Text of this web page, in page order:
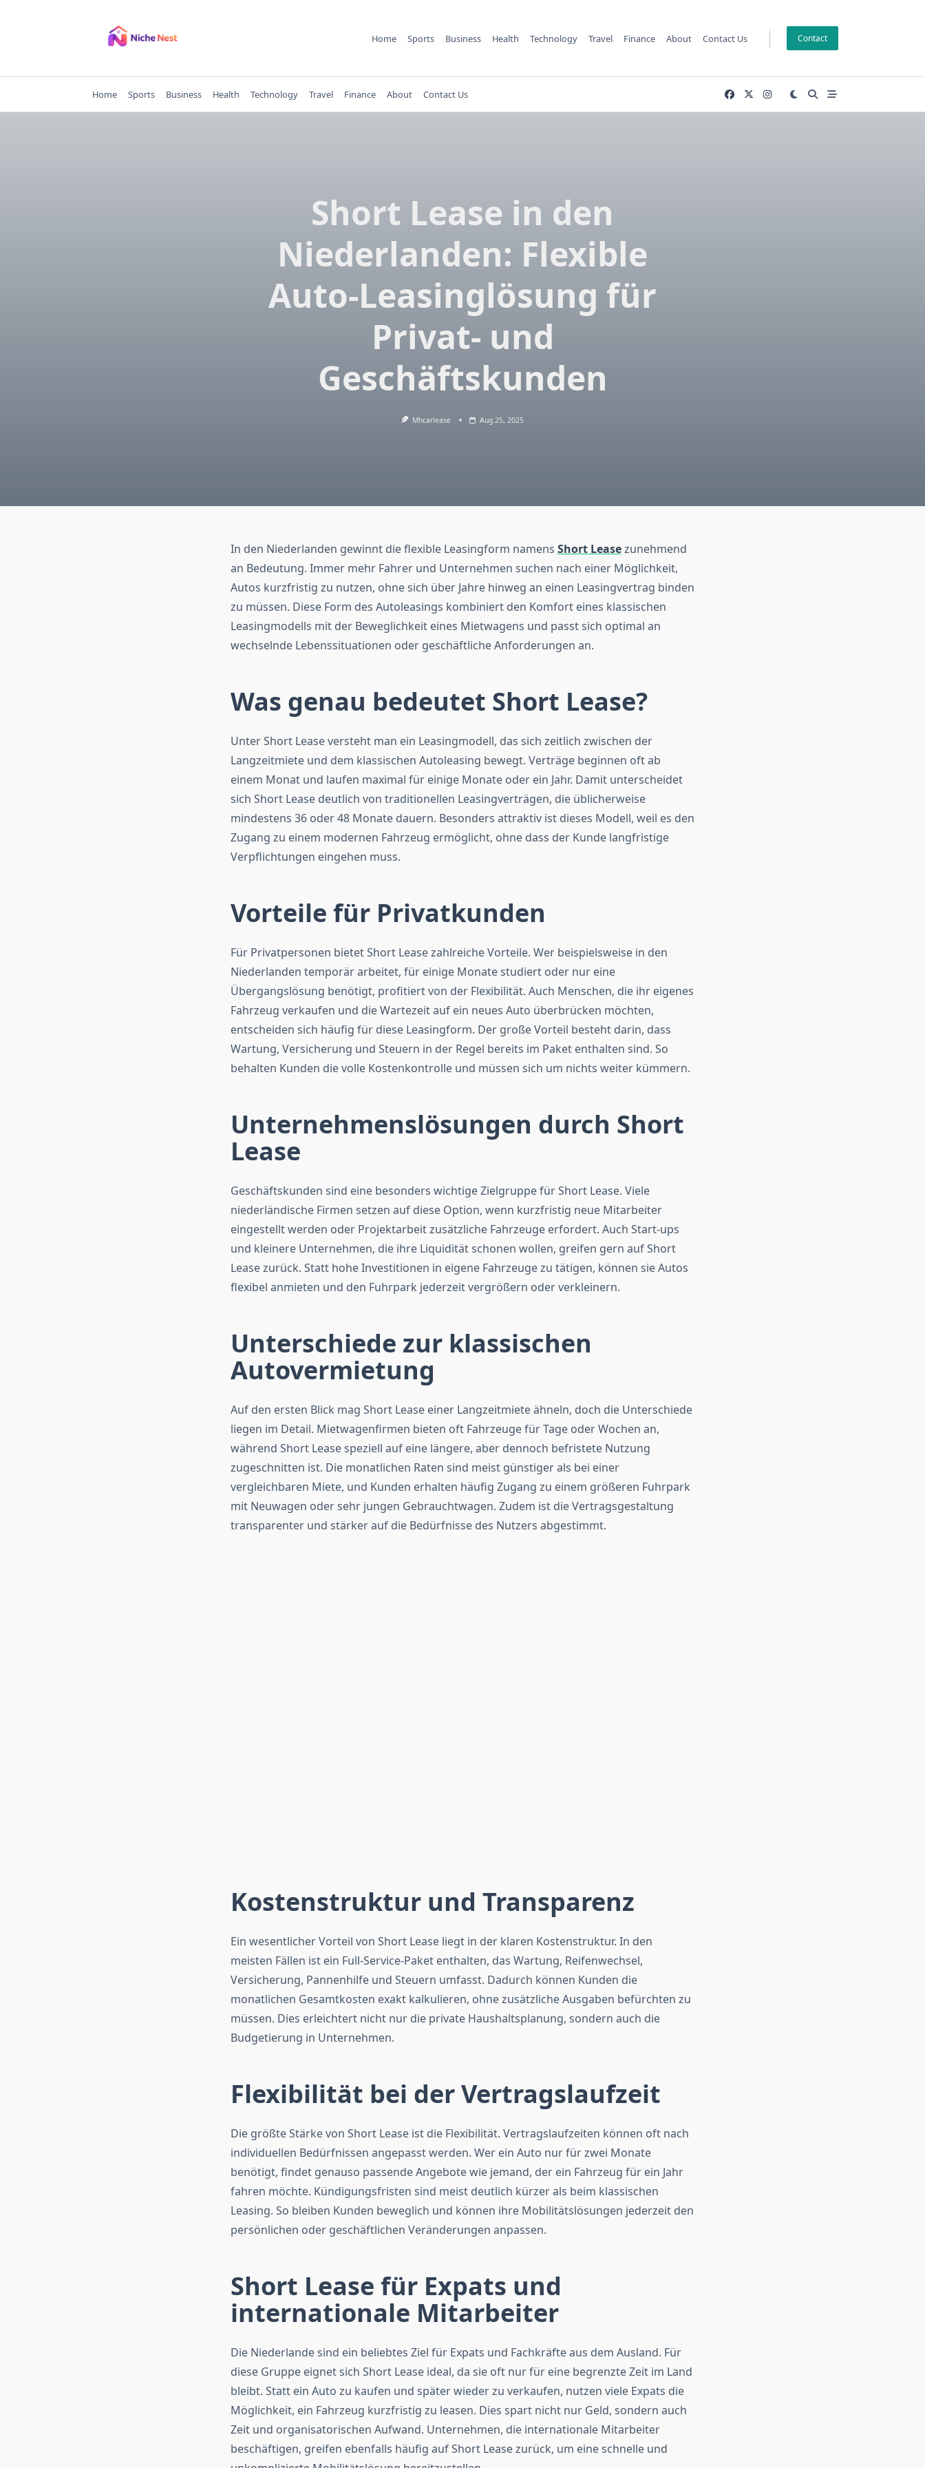
Home Sports Business Health Technology Travel Finance About Contact Us Contact
Home Sports Business Health Technology Travel Finance About Contact Us
Short Lease in den
Niederlanden: Flexible
Auto-Leasinglösung für
Privat- und
Geschäftskunden
Mhcarlease Aug 25, 2025
In den Niederlanden gewinnt die flexible Leasingform namens Short Leasezunehmend
an Bedeutung. Immer mehr Fahrer und Unternehmen suchen nach einer Möglichkeit,
Autos kurzfristig zu nutzen, ohne sich über Jahre hinweg an einen Leasingvertrag binden
zu müssen. Diese Form des Autoleasings kombiniert den Komfort eines klassischen
Leasingmodells mit der Beweglichkeit eines Mietwagens und passt sich optimal an
wechselnde Lebenssituationen oder geschäftliche Anforderungen an.
Was genau bedeutet Short Lease?
Unter Short Lease versteht man ein Leasingmodell, das sich zeitlich zwischen der
Langzeitmiete und dem klassischen Autoleasing bewegt. Verträge beginnen oft ab
einem Monat und laufen maximal für einige Monate oder ein Jahr. Damit unterscheidet
sich Short Lease deutlich von traditionellen Leasingverträgen, die üblicherweise
mindestens 36 oder 48 Monate dauern. Besonders attraktiv ist dieses Modell, weil es den
Zugang zu einem modernen Fahrzeug ermöglicht, ohne dass der Kunde langfristige
Verpflichtungen eingehen muss.
Vorteile für Privatkunden
Für Privatpersonen bietet Short Lease zahlreiche Vorteile. Wer beispielsweise in den
Niederlanden temporär arbeitet, für einige Monate studiert oder nur eine
Übergangslösung benötigt, profitiert von der Flexibilität. Auch Menschen, die ihr eigenes
Fahrzeug verkaufen und die Wartezeit auf ein neues Auto überbrücken möchten,
entscheiden sich häufig für diese Leasingform. Der große Vorteil besteht darin, dass
Wartung, Versicherung und Steuern in der Regel bereits im Paket enthalten sind. So
behalten Kunden die volle Kostenkontrolle und müssen sich um nichts weiter kümmern.
Unternehmenslösungen durch Short
Lease
Geschäftskunden sind eine besonders wichtige Zielgruppe für Short Lease. Viele
niederländische Firmen setzen auf diese Option, wenn kurzfristig neue Mitarbeiter
eingestellt werden oder Projektarbeit zusätzliche Fahrzeuge erfordert. Auch Start-ups
und kleinere Unternehmen, die ihre Liquidität schonen wollen, greifen gern auf Short
Lease zurück. Statt hohe Investitionen in eigene Fahrzeuge zu tätigen, können sie Autos
flexibel anmieten und den Fuhrpark jederzeit vergrößern oder verkleinern.
Unterschiede zur klassischen
Autovermietung
Auf den ersten Blick mag Short Lease einer Langzeitmiete ähneln, doch die Unterschiede
liegen im Detail. Mietwagenfirmen bieten oft Fahrzeuge für Tage oder Wochen an,
während Short Lease speziell auf eine längere, aber dennoch befristete Nutzung
zugeschnitten ist. Die monatlichen Raten sind meist günstiger als bei einer
vergleichbaren Miete, und Kunden erhalten häufig Zugang zu einem größeren Fuhrpark
mit Neuwagen oder sehr jungen Gebrauchtwagen. Zudem ist die Vertragsgestaltung
transparenter und stärker auf die Bedürfnisse des Nutzers abgestimmt.
Kostenstruktur und Transparenz
Ein wesentlicher Vorteil von Short Lease liegt in der klaren Kostenstruktur. In den
meisten Fällen ist ein Full-Service-Paket enthalten, das Wartung, Reifenwechsel,
Versicherung, Pannenhilfe und Steuern umfasst. Dadurch können Kunden die
monatlichen Gesamtkosten exakt kalkulieren, ohne zusätzliche Ausgaben befürchten zu
müssen. Dies erleichtert nicht nur die private Haushaltsplanung, sondern auch die
Budgetierung in Unternehmen.
Flexibilität bei der Vertragslaufzeit
Die größte Stärke von Short Lease ist die Flexibilität. Vertragslaufzeiten können oft nach
individuellen Bedürfnissen angepasst werden. Wer ein Auto nur für zwei Monate
benötigt, findet genauso passende Angebote wie jemand, der ein Fahrzeug für ein Jahr
fahren möchte. Kündigungsfristen sind meist deutlich kürzer als beim klassischen
Leasing. So bleiben Kunden beweglich und können ihre Mobilitätslösungen jederzeit den
persönlichen oder geschäftlichen Veränderungen anpassen.
Short Lease für Expats und
internationale Mitarbeiter
Die Niederlande sind ein beliebtes Ziel für Expats und Fachkräfte aus dem Ausland. Für
diese Gruppe eignet sich Short Lease ideal, da sie oft nur für eine begrenzte Zeit im Land
bleibt. Statt ein Auto zu kaufen und später wieder zu verkaufen, nutzen viele Expats die
Möglichkeit, ein Fahrzeug kurzfristig zu leasen. Dies spart nicht nur Geld, sondern auch
Zeit und organisatorischen Aufwand. Unternehmen, die internationale Mitarbeiter
beschäftigen, greifen ebenfalls häufig auf Short Lease zurück, um eine schnelle und